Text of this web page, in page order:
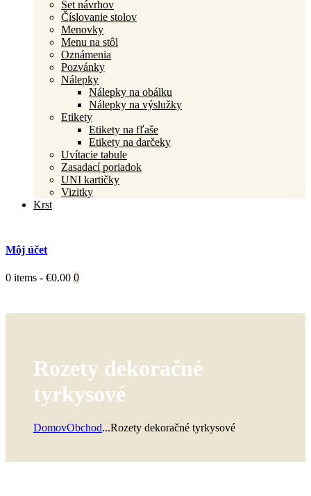
Set návrhov
Číslovanie stolov
Menovky
Menu na stôl
Oznámenia
Pozvánky
Nálepky
Nálepky na obálku
Nálepky na výslužky
Etikety
Etikety na fľaše
Etikety na darčeky
Uvítacie tabule
Zasadací poriadok
UNI kartičky
Vizitky
Krst
Môj účet
0 items - €0.00 0
Rozety dekoračné
tyrkysové
DomovObchod...Rozety dekoračné tyrkysové